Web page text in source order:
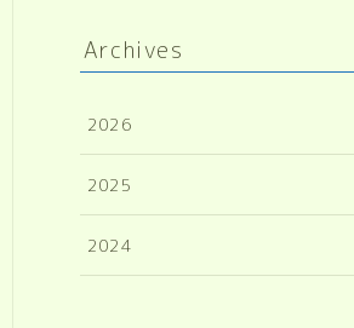
Archives
2026
2025
2024